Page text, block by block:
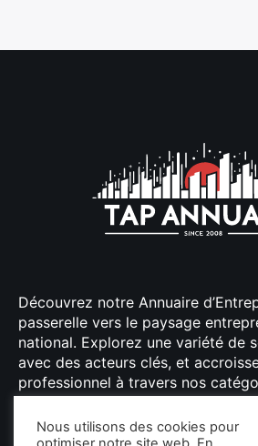
Découvrez notre Annuaire
passerelle vers le paysage
national. Explorez une variété de
avec des acteurs clés, et
professionnel à travers nos
Nous utilisons des cookies pour